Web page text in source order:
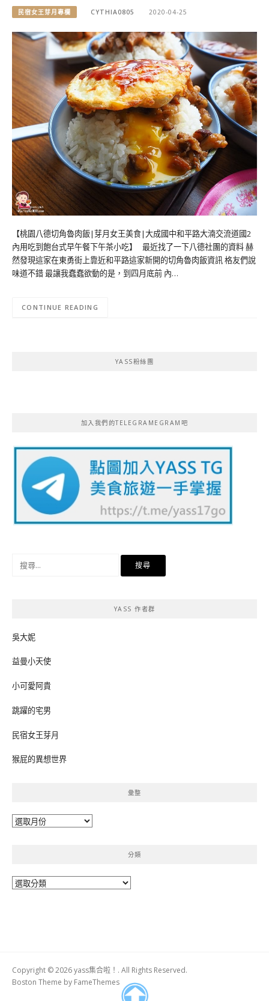
民宿女王芽月專欄 CYTHIA0805 2020-04-25
【桃園八德切角魯肉飯|芽月女王美食|大成國中和平路大湳交流道國2
內用吃到飽台式早午餐下午茶小吃】 最近找了一下八德社團的資料 赫
然發現這家在東勇街上靠近和平路這家新開的切角魯肉飯資訊 格友們說
味道不錯 最讓我蠢蠢欲動的是，到四月底前 內…
CONTINUE READING
YASS粉絲團
加入我們的TELEGRAMEGRAM吧
YASS 作者群
吳大妮
益曼小天使
小可愛阿貴
跳躍的宅男
民宿女王芽月
猴屁的異想世界
彙整
彙
分類
分
Copyright © 2026 yass集合啦！. All Rights Reserved.
Boston Theme by FameThemes